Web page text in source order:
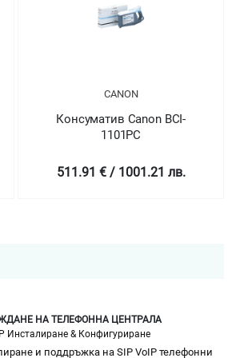
Консуматив Canon BCI-
511.91 € / 1001.21 лв.
НА ТЕЛЕФОННА ЦЕНТРАЛА
Инсталиране & Конфигуриране
и поддръжка на SIP VoIP телефонни